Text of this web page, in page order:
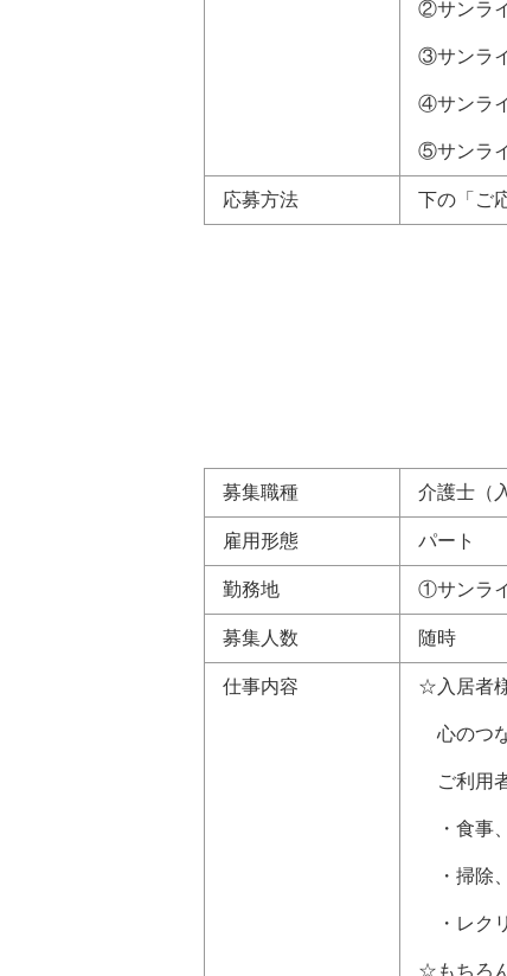
②サンラ
③サンラ
④サンラ
⑤サンラ
応募方法 下の「ご
募集職種 介護士（
雇用形態 パート
勤務地 ①サンラ
募集人数 随時
仕事内容 ☆入居者
心のつ
ご利用
・食事
・掃除
・レク
☆もちろ